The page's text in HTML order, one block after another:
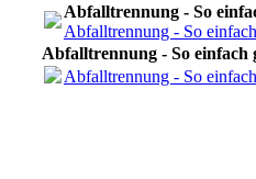
Abfalltrennung - So
Abfalltrennung - So
Abfalltrennung - So einfach
Abfalltrennung - So